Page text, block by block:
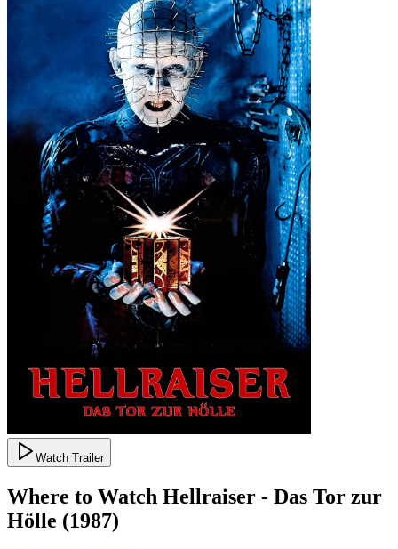
Watch Trailer
Where to Watch Hellraiser - Das Tor zur
Hölle (1987)